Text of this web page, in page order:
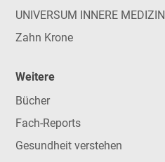
UNIVERSUM INNERE MEDIZIN
Zahn Krone
Weitere
Bücher
Fach-Reports
Gesundheit verstehen